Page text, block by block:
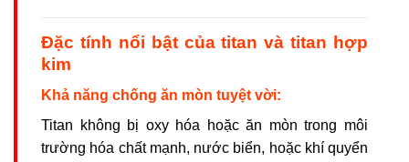
Đặc tính nổi bật của titan và titan hợp
kim
Khả năng chống ăn mòn tuyệt vời:
Titan không bị oxy hóa hoặc ăn mòn trong môi
trường hóa chất mạnh, nước biển, hoặc khí quyển